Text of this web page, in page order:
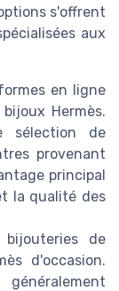
s'offrent
aux
en ligne
Hermès.
sélection de
provenant
principal
la qualité des
de
d'occasion.